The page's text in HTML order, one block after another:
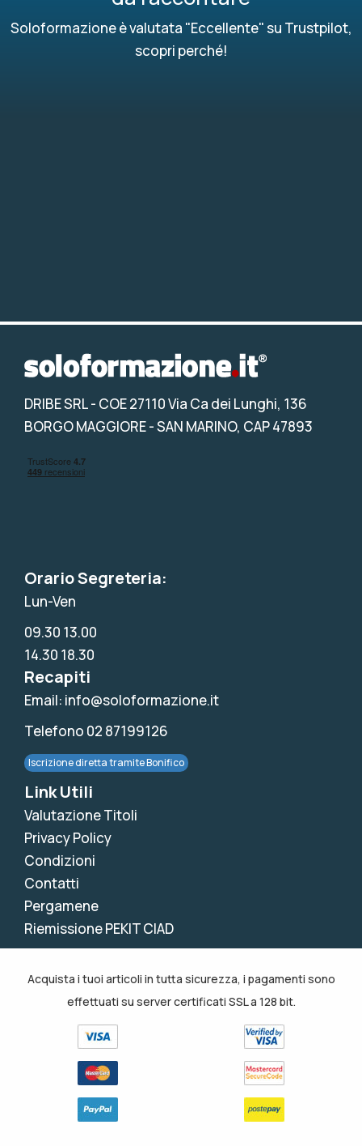
Soloformazione è valutata "Eccellente" su Trustpilot,
scopri perché!
DRIBE SRL- COE 27110 Via Ca dei Lunghi, 136
BORGO MAGGIORE - SAN MARINO, CAP 47893
Orario Segreteria:
Lun-Ven
09.30 13.00
14.30 18.30
Recapiti
Email: info@soloformazione.it
Telefono 02 87199126
Iscrizione diretta tramite Bonifico
Link Utili
Valutazione Titoli
Privacy Policy
Condizioni
Contatti
Pergamene
Riemissione PEKIT CIAD
Acquista i tuoi articoli in tutta sicurezza, i pagamenti sono
effettuati su server certificati SSL a 128 bit.